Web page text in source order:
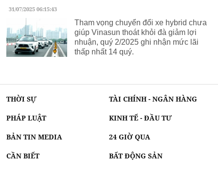
31/07/2025 06:15:43
Tham vọng chuyển đổi xe hybrid chưa
giúp Vinasun thoát khỏi đà giảm lợi
nhuận, quý 2/2025 ghi nhận mức lãi
thấp nhất 14 quý.
THỜI SỰ TÀI CHÍNH - NGÂN HÀNG
PHÁP LUẬT KINH TẾ - ĐẦU TƯ
BẢN TIN MEDIA 24 GIỜ QUA
CẦN BIẾT BẤT ĐỘNG SẢN